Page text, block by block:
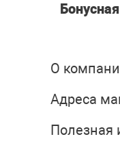
О
Адреса
Полезная